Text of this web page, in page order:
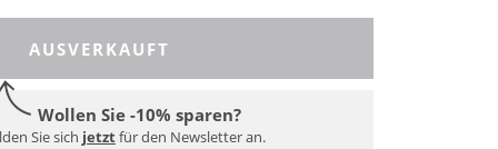
AUSVERKAUFT
Wollen Sie -10% sparen?
Sie sich jetztfür den Newsletter an.